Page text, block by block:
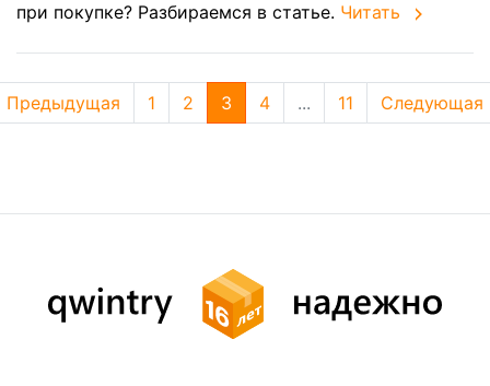
при покупке? Разбираемся в статье. Читать
Предыдущая 1 2 3 4 ... 11 Следующая